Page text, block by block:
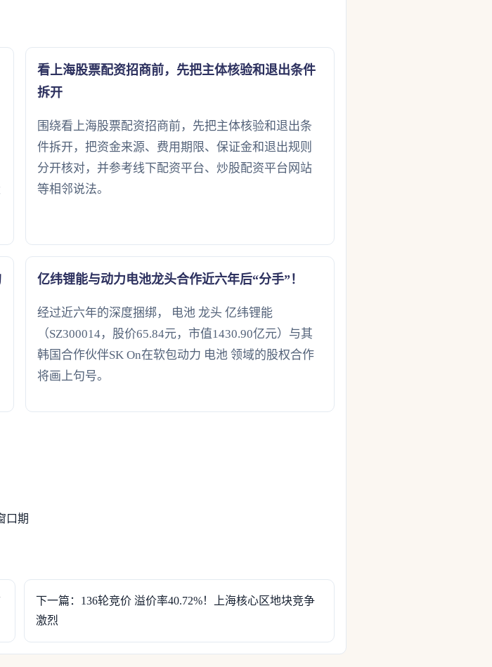
看上海股票配资招商前，先把主体核验和退出条件
拆开
围绕看上海股票配资招商前，先把主体核验和退出条
件拆开，把资金来源、费用期限、保证金和退出规则
分开核对，并参考线下配资平台、炒股配资平台网站
等相邻说法。
亿纬锂能与动力电池龙头合作近六年后“分手”！
经过近六年的深度捆绑， 电池 龙头 亿纬锂能
（SZ300014，股价65.84元，市值1430.90亿元）与其
韩国合作伙伴SK On在软包动力 电池 领域的股权合作
将画上句号。
口期
下一篇：136轮竞价 溢价率40.72%！上海核心区地块竞争
激烈